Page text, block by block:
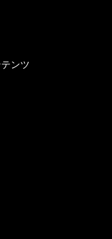
ンツ